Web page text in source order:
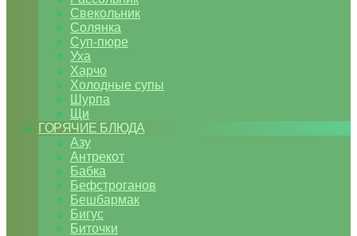
Свекольник
Солянка
Суп-пюре
Уха
Харчо
Холодные супы
Шурпа
Щи
ГОРЯЧИЕ БЛЮДА
Азу
Антрекот
Бабка
Бефстроганов
Бешбармак
Бигус
Биточки